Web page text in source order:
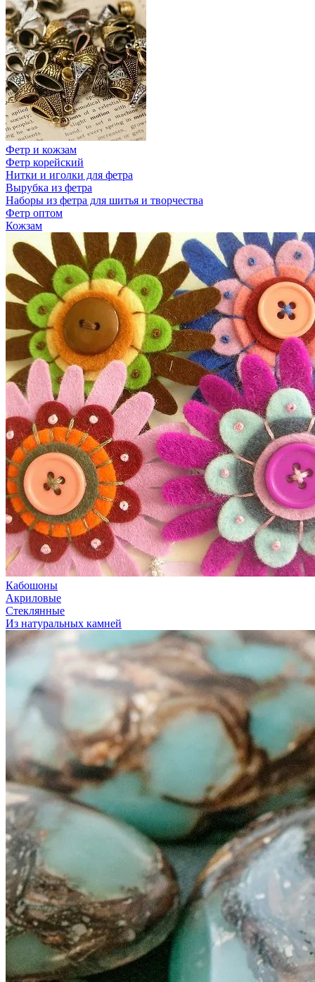
Фетр и кожзам
Фетр корейский
Нитки и иголки для фетра
Вырубка из фетра
Наборы из фетра для шитья и творчества
Фетр оптом
Кожзам
Кабошоны
Акриловые
Стеклянные
Из натуральных камней